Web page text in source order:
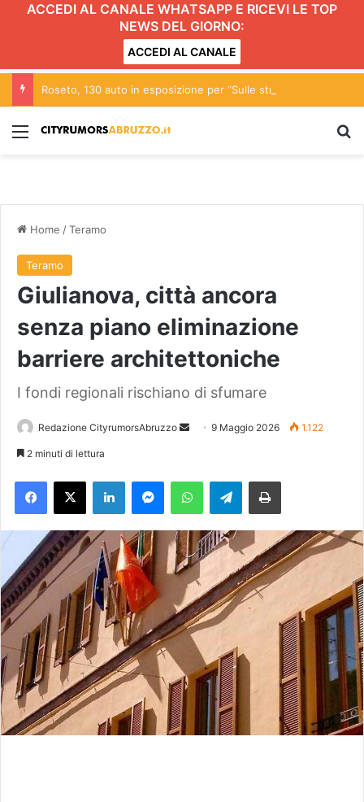
ACCEDI AL CANALE WHATSAPP E RICEVI LE TOP
NEWS DEL GIORNO:
ACCEDI AL CANALE
Menu
Home /Teramo
Teramo
Giulianova, città ancora
senza piano eliminazione
barriere architettoniche
I fondi regionali rischiano di sfumare
Redazione CityrumorsAbruzzo
a
n
'
e
m
a
9 Maggio 2026 1.122
2 minuti di lettura
Telegram